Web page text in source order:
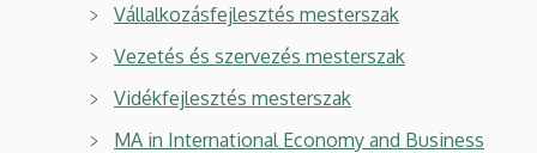
Vállalkozásfejlesztés mesterszak
Vezetés és szervezés mesterszak
Vidékfejlesztés mesterszak
MA in International Economy and Business